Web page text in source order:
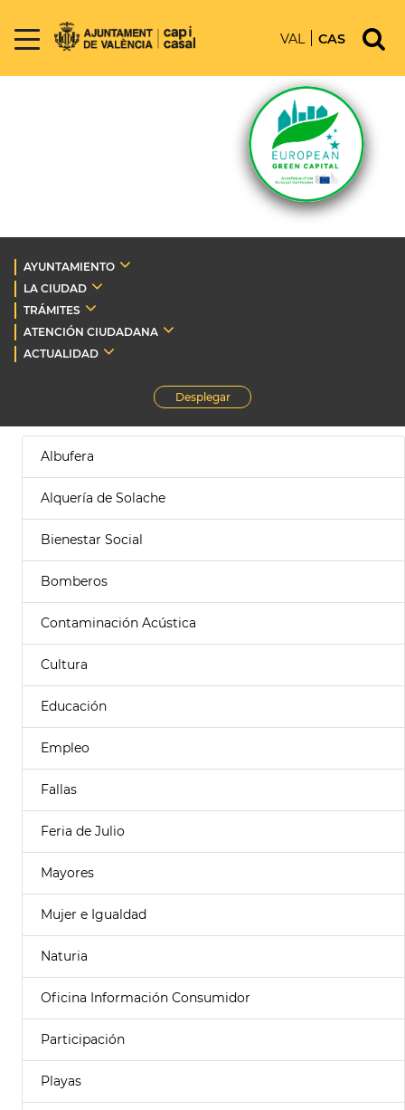
VAL CAS
AYUNTAMIENTO
LA CIUDAD
TRÁMITES
ATENCIÓN CIUDADANA
ACTUALIDAD
Desplegar
Albufera
Alquería de Solache
Bienestar Social
Bomberos
Contaminación Acústica
Cultura
Educación
Empleo
Fallas
Feria de Julio
Mayores
Mujer e Igualdad
Naturia
Oficina Información Consumidor
Participación
Playas